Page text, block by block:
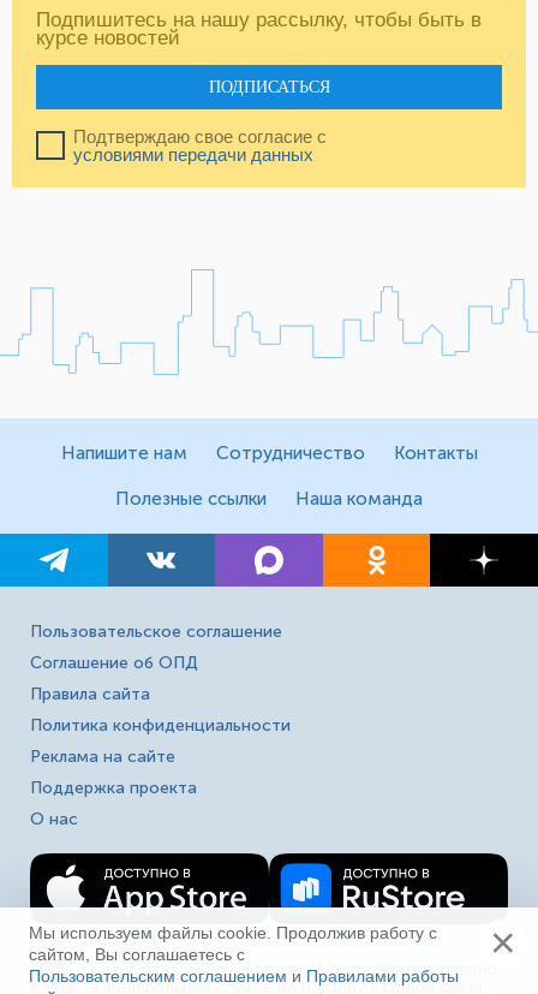
Подпишитесь на нашу рассылку, чтобы быть в
курсе новостей
ПОДПИСАТЬСЯ
Подтверждаю свое согласие с
условиями передачи данных
Напишите нам Сотрудничество Контакты
Полезные ссылки Наша команда
Пользовательское соглашение
Соглашение об ОПД
Правила сайта
Политика конфиденциальности
Реклама на сайте
Поддержка проекта
О нас
16+
Сетевое издание «Fireman.club» зарегистрировано
в Федеральной службе по надзору в сфере связи,
Мы используем файлы cookie. Продолжив работу с
сайтом, Вы соглашаетесь с
Пользовательским соглашением и Правилами работы
×